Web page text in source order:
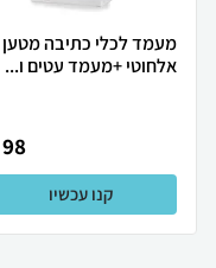
מעמד לכלי כתיבה מטען
אלחוטי +מעמד עטים ו...
98
קנו עכשיו